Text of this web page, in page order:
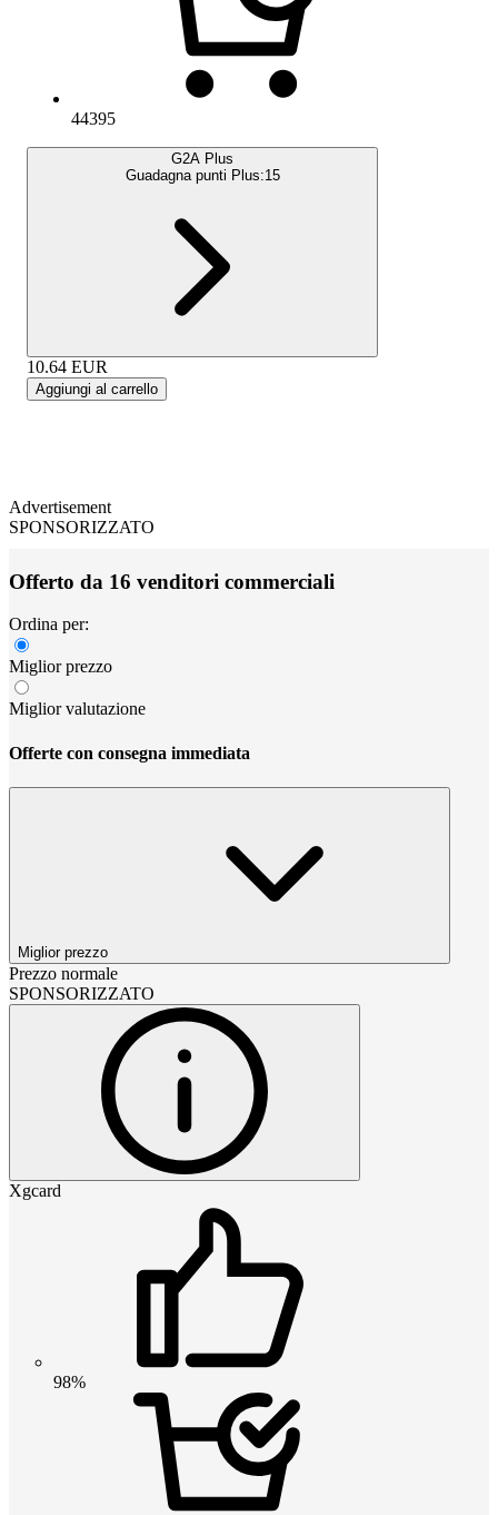
44395
G2A Plus
Guadagna punti Plus:15
10.64 EUR
Aggiungi al carrello
Advertisement
SPONSORIZZATO
Offerto da 16 venditori commerciali
Ordina per:
Miglior prezzo
Miglior valutazione
Offerte con consegna immediata
Miglior prezzo
Prezzo normale
SPONSORIZZATO
Xgcard
98%